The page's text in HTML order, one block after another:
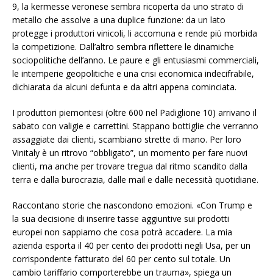
9, la kermesse veronese sembra ricoperta da uno strato di
metallo che assolve a una duplice funzione: da un lato
protegge i produttori vinicoli, li accomuna e rende più morbida
la competizione. Dall’altro sembra riflettere le dinamiche
sociopolitiche dell’anno. Le paure e gli entusiasmi commerciali,
le intemperie geopolitiche e una crisi economica indecifrabile,
dichiarata da alcuni defunta e da altri appena cominciata.
I produttori piemontesi (oltre 600 nel Padiglione 10) arrivano il
sabato con valigie e carrettini. Stappano bottiglie che verranno
assaggiate dai clienti, scambiano strette di mano. Per loro
Vinitaly è un ritrovo “obbligato”, un momento per fare nuovi
clienti, ma anche per trovare tregua dal ritmo scandito dalla
terra e dalla burocrazia, dalle mail e dalle necessità quotidiane.
Raccontano storie che nascondono emozioni. «Con Trump e
la sua decisione di inserire tasse aggiuntive sui prodotti
europei non sappiamo che cosa potrà accadere. La mia
azienda esporta il 40 per cento dei prodotti negli Usa, per un
corrispondente fatturato del 60 per cento sul totale. Un
cambio tariffario comporterebbe un trauma», spiega un